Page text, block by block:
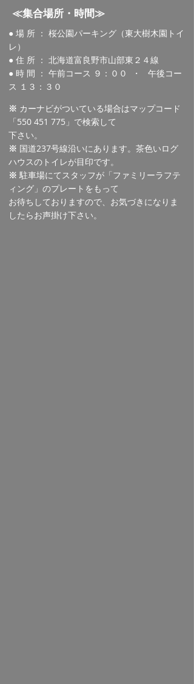
​≪集合場所・時間≫
● 場 所 ： 桜公園パーキング（東大樹木園トイ
レ）
● 住 所 ： 北海道富良野市山部東２４線
● 時 間 ： 午前コース ９：００ ・ 午後コー
ス １３：３０
※ カーナビがついている場合はマップコード
「550 451 775」で検索して
下さい。
※ 国道237号線沿いにあります。茶色いログ
ハウスのトイレが目印です。
※ 駐車場にてスタッフが「ファミリーラフテ
ィング」のプレートをもって
お待ちしておりますので、お気づきになりま
したらお声掛け下さい。